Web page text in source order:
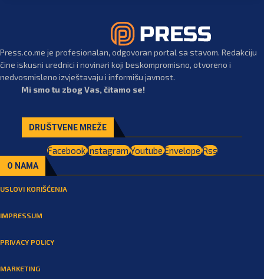
Press.co.me je profesionalan, odgovoran portal sa stavom. Redakciju
čine iskusni urednici i novinari koji beskompromisno, otvoreno i
nedvosmisleno izvještavaju i informišu javnost.
Mi smo tu zbog Vas, čitamo se!
DRUŠTVENE MREŽE
FacebookInstagramYoutubeEnvelopeRss
O NAMA
USLOVI KORIŠĆENJA
IMPRESSUM
PRIVACY POLICY
MARKETING